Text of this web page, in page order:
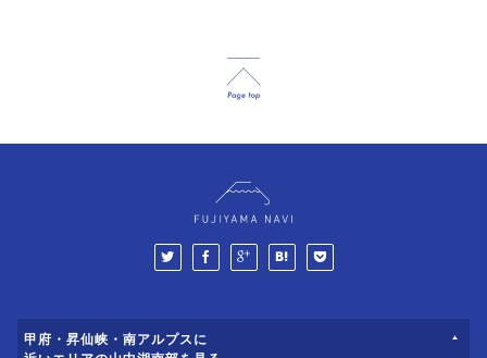
甲府・昇仙峡・南アルプスに